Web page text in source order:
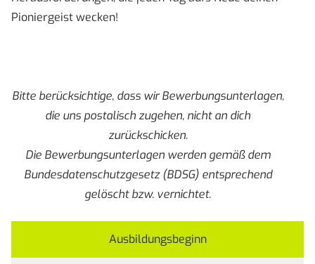
Pioniergeist wecken!
Bitte berücksichtige, dass wir Bewerbungsunterlagen,
die uns postalisch zugehen, nicht an dich
zurückschicken.
Die Bewerbungsunterlagen werden gemäß dem
Bundesdatenschutzgesetz (BDSG) entsprechend
gelöscht bzw. vernichtet.
Ausbildungsbeginn